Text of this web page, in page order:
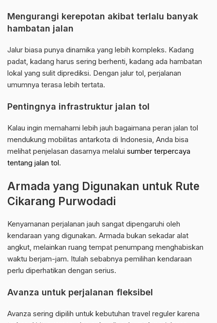
Mengurangi kerepotan akibat terlalu banyak
hambatan jalan
Jalur biasa punya dinamika yang lebih kompleks. Kadang
padat, kadang harus sering berhenti, kadang ada hambatan
lokal yang sulit diprediksi. Dengan jalur tol, perjalanan
umumnya terasa lebih tertata.
Pentingnya infrastruktur jalan tol
Kalau ingin memahami lebih jauh bagaimana peran jalan tol
mendukung mobilitas antarkota di Indonesia, Anda bisa
melihat penjelasan dasarnya melalui sumber terpercaya
tentang jalan tol.
Armada yang Digunakan untuk Rute
Cikarang Purwodadi
Kenyamanan perjalanan jauh sangat dipengaruhi oleh
kendaraan yang digunakan. Armada bukan sekadar alat
angkut, melainkan ruang tempat penumpang menghabiskan
waktu berjam-jam. Itulah sebabnya pemilihan kendaraan
perlu diperhatikan dengan serius.
Avanza untuk perjalanan fleksibel
Avanza sering dipilih untuk kebutuhan travel reguler karena